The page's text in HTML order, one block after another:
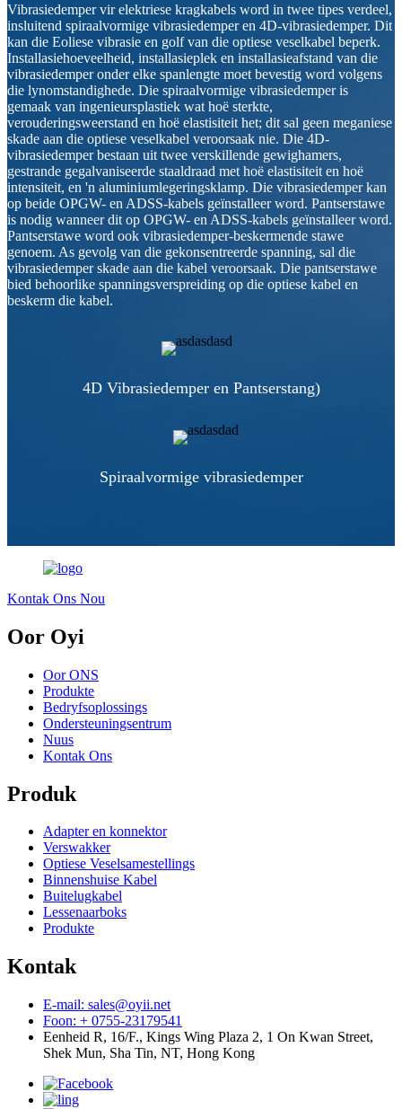
Vibrasiedemper vir elektriese kragkabels word in twee tipes verdeel,
insluitend spiraalvormige vibrasiedemper en 4D-vibrasiedemper. Dit
kan die Eoliese vibrasie en golf van die optiese veselkabel beperk.
Installasiehoeveelheid, installasieplek en installasieafstand van die
vibrasiedemper onder elke spanlengte moet bevestig word volgens
die lynomstandighede. Die spiraalvormige vibrasiedemper is
gemaak van ingenieursplastiek wat hoë sterkte,
verouderingsweerstand en hoë elastisiteit het; dit sal geen meganiese
skade aan die optiese veselkabel veroorsaak nie. Die 4D-
vibrasiedemper bestaan ​​uit twee verskillende gewighamers,
gestrande gegalvaniseerde staaldraad met hoë elastisiteit en hoë
intensiteit, en 'n aluminiumlegeringsklamp. Die vibrasiedemper kan
op beide OPGW- en ADSS-kabels geïnstalleer word. Pantserstawe
is nodig wanneer dit op OPGW- en ADSS-kabels geïnstalleer word.
Pantserstawe word ook vibrasiedemper-beskermende stawe
genoem. As gevolg van die gekonsentreerde spanning, sal die
vibrasiedemper skade aan die kabel veroorsaak. Die pantserstawe
bied behoorlike spanningsverspreiding op die optiese kabel en
beskerm die kabel.
4D Vibrasiedemper en Pantserstang)
Spiraalvormige vibrasiedemper
Kontak Ons Nou
Oor Oyi
Oor ONS
Produkte
Bedryfsoplossings
Ondersteuningsentrum
Nuus
Kontak Ons
Produk
Adapter en konnektor
Verswakker
Optiese Veselsamestellings
Binnenshuise Kabel
Buitelugkabel
Lessenaarboks
Produkte
Kontak
E-mail: sales@oyii.net
Foon: + 0755-23179541
Eenheid R, 16/F., Kings Wing Plaza 2, 1 On Kwan Street,
Shek Mun, Sha Tin, NT, Hong Kong